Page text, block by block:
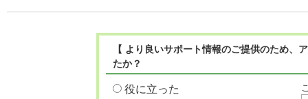
【 より良いサポート情報のご提供のため
たか？
役に立った